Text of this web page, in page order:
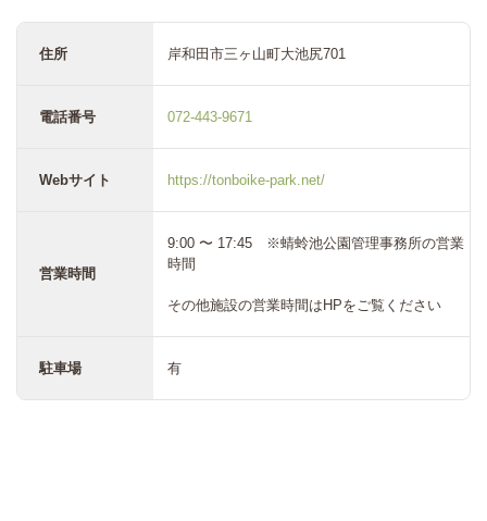
住所 岸和田市三ヶ山町大池尻701
電話番号 072-443-9671
Webサイト https://tonboike-park.net/
営業時間
9:00 〜 17:45 ※蜻蛉池公園管理事務所の営業
時間
その他施設の営業時間はHPをご覧ください
駐車場 有